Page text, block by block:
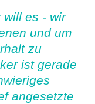
will es - wir
und um
zu
ist gerade
angesetzte